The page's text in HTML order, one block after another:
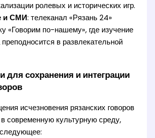
ролевых и исторических игр.
и СМИ: телеканал «Рязань 24»
«Говорим по-нашему», где изучение
преподносится в развлекательной
для сохранения и интеграции
исчезновения рязанских говоров
в современную культурную среду,